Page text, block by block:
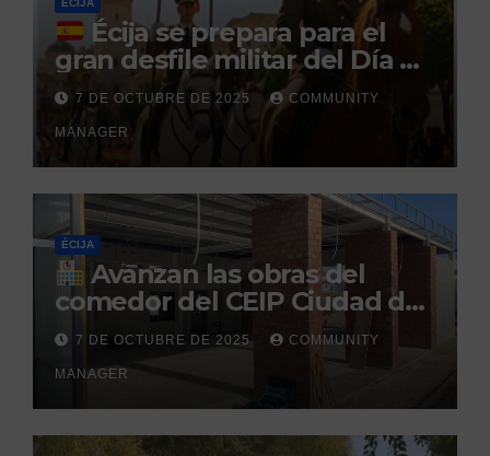
ÉCIJA
Écija se prepara para el
gran desfile militar del Día de
la Hispanidad organizado por
el Centro Militar de Cría
Caballar
7 DE OCTUBRE DE 2025 COMMUNITY
MANAGER
ÉCIJA
Avanzan las obras del
comedor del CEIP Ciudad del
Sol: su finalización está
prevista para finales de 2025
7 DE OCTUBRE DE 2025 COMMUNITY
MANAGER